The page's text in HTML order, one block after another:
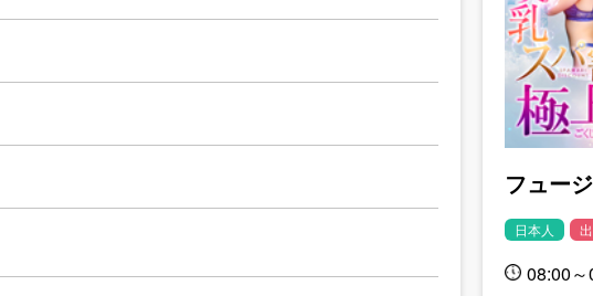
フュー
日本人
08:00